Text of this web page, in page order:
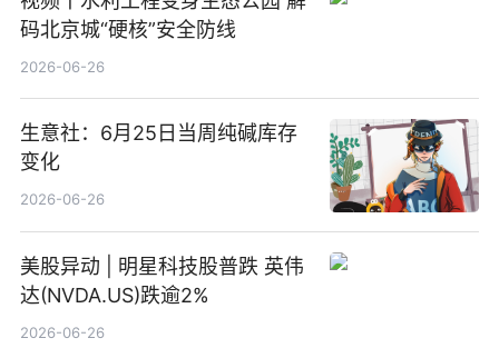
码北京城“硬核”安全防线
2026-06-26
生意社：6月25日当周纯碱库存
变化
2026-06-26
美股异动 | 明星科技股普跌 英伟
达(NVDA.US)跌逾2%
2026-06-26